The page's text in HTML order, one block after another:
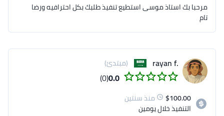
مرحبا بك استاذ موسى استطيع تنفيذ طلبك بكل احترافيه ورضا
تام
.rayan f (مبتدئ)
0.0
(0)
$100.00
منذ سنتين
التنفيذخلال يومين